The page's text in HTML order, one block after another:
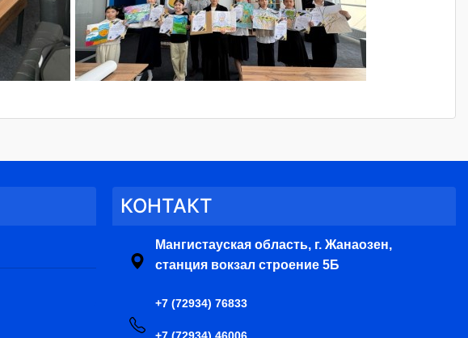
КОНТАКТ
Мангистауская область, г. Жанаозен,
станция вокзал строение 5Б
+7 (72934) 76833